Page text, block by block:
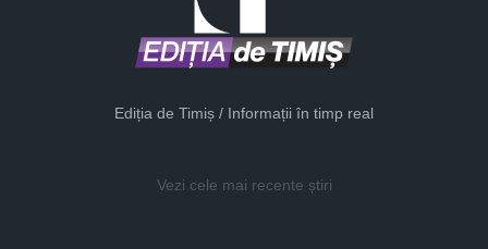
Ediția de Timiș / Informații în timp real
Vezi cele mai recente știri